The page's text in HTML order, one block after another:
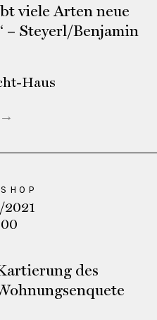
viele Arten neue
– Steyerl/Benjamin
Haus
des